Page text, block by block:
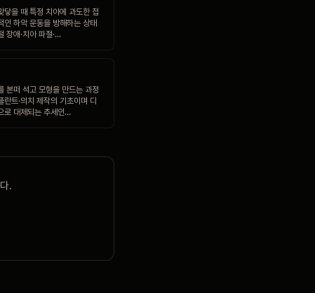
닿을 때 특정 치아에 과도한 접
인 하악 운동을 방해하는 상태
장애·치아 파절·…
본떠 석고 모형을 만드는 과정
란트·의치 제작의 기초이며 디
로 대체되는 추세인…
.